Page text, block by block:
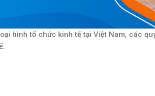
hình tổ chức kinh tế tại Việt Nam, các